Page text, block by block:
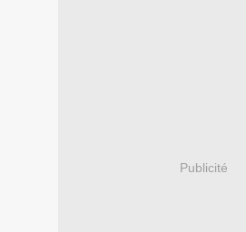
Publicité